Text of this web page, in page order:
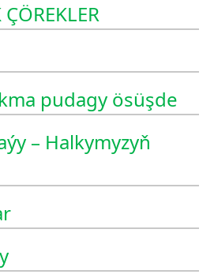
pudagy ösüşde
– Halkymyzyň